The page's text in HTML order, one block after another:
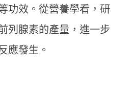
功效。從營養學看，研
列腺素的產量，進一步
應發生。